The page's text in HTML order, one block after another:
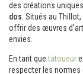
des créations
dos . Situés au
offrir des œuvres
envies.
En tant quetatoueur
respecter les normes